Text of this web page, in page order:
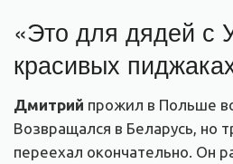
«Это для дядей с
красивых
Дмитрий прожил в Польше
Возвращался в Беларусь, но
переехал окончательно. Он